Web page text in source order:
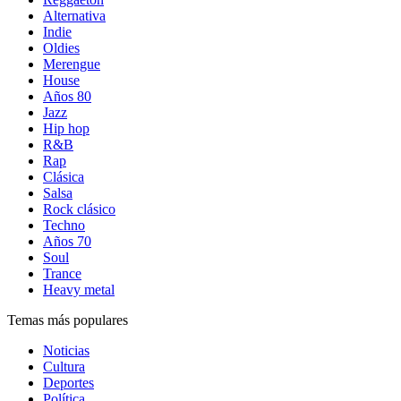
Alternativa
Indie
Oldies
Merengue
House
Años 80
Jazz
Hip hop
R&B
Rap
Clásica
Salsa
Rock clásico
Techno
Años 70
Soul
Trance
Heavy metal
Temas más populares
Noticias
Cultura
Deportes